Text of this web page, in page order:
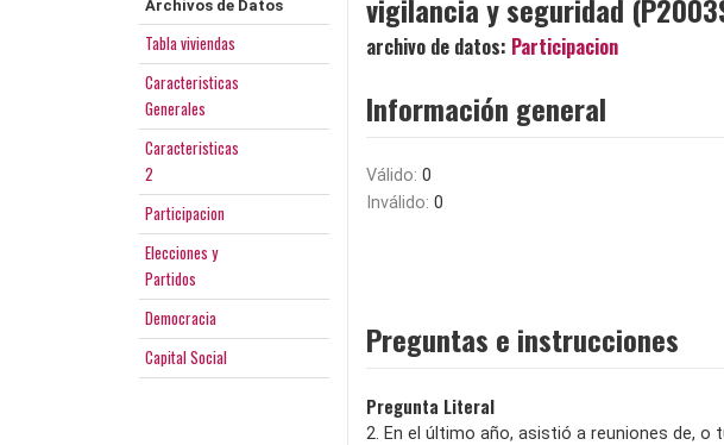
Archivos de Datos
Tabla viviendas
Caracteristicas
Generales
Caracteristicas
2
Participacion
Elecciones y
Partidos
Democracia
Capital Social
vigilancia y seguridad
archivo de datos: Participacion
Información general
Válido: 0
Inválido: 0
Preguntas e instrucciones
Pregunta Literal
2. En el último año, asistió a reuniones de,